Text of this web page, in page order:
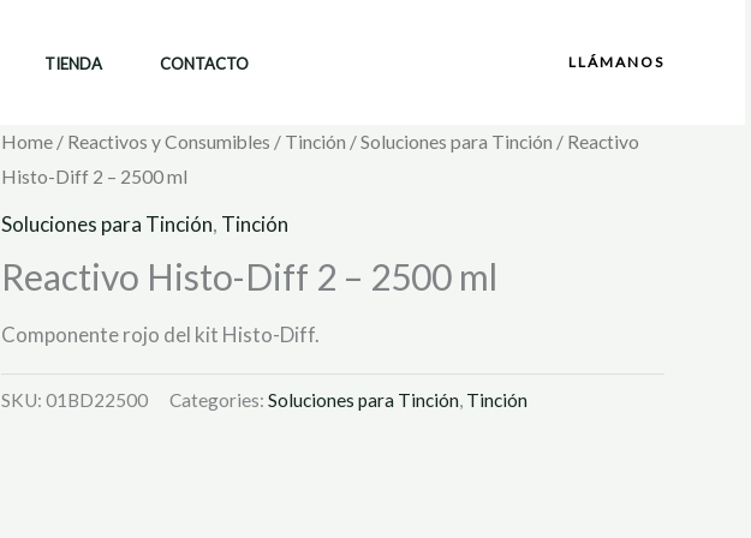
TIENDA CONTACTO LLÁMANOS
Home / Reactivos y Consumibles / Tinción /Soluciones para Tinción / Reactivo
Histo-Diff 2 – 2500 ml
Soluciones para Tinción, Tinción
Reactivo Histo-Diff 2 – 2500 ml
Componente rojo del kit Histo-Diff.
SKU: 01BD22500 Categories: Soluciones para Tinción, Tinción